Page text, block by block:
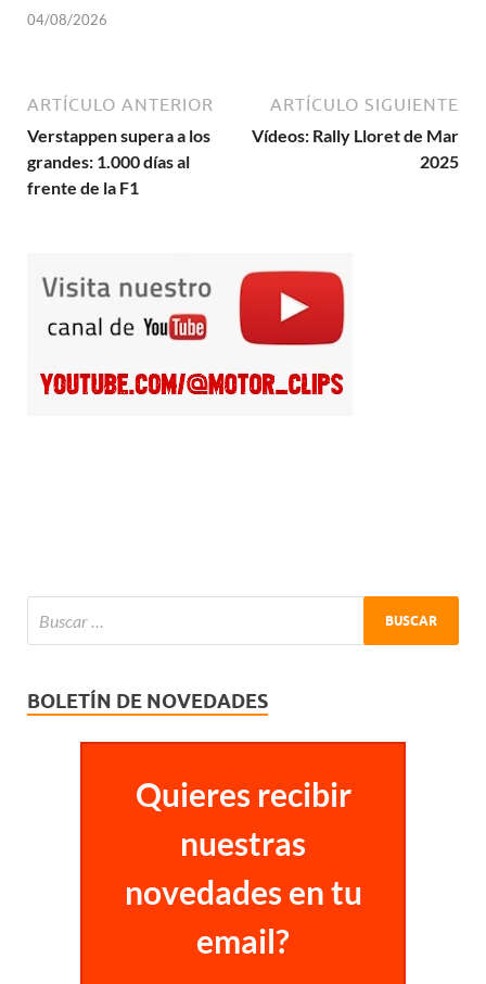
04/08/2026
ARTÍCULO ANTERIOR
Verstappen supera a los
grandes: 1.000 días al
frente de la F1
ARTÍCULO SIGUIENTE
Vídeos: Rally Lloret de Mar
2025
BOLETÍN DE NOVEDADES
Quieres recibir
nuestras
novedades en tu
email?